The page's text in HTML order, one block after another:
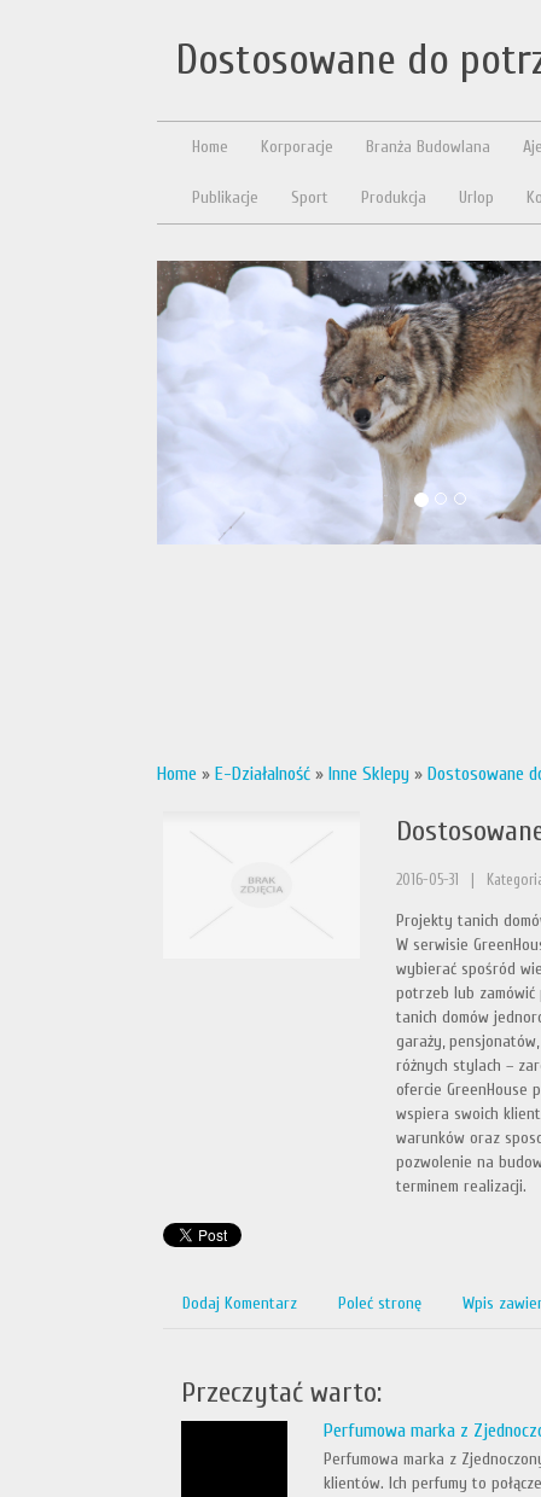
Dostosowane do
Home Korporacje Branża Budowlana
Publikacje Sport Produkcja Urlop
Home » E-Działalność » Inne Sklepy » Dostosowane
2016-05-31
Projekty tanich
W serwisie
wybierać spośród
potrzeb lub
tanich domów
garaży,
różnych stylach –
ofercie GreenHouse
wspiera swoich
warunków oraz
pozwolenie na
terminem realizacji.
Dodaj Komentarz Poleć stronę Wpis
Przeczytać warto:
Perfumowa marka z
Perfumowa marka z
klientów. Ich perfumy to